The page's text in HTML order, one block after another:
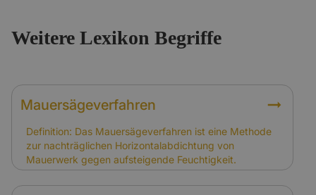
Weitere Lexikon Begriffe
Mauersägeverfahren
Definition: Das Mauersägeverfahren ist eine Methode
zur nachträglichen Horizontalabdichtung von
Mauerwerk gegen aufsteigende Feuchtigkeit.
Hintergrund: Dabei wird das Mauerwerk
eingeschnitten und eine Sperre eingebracht. Es wird